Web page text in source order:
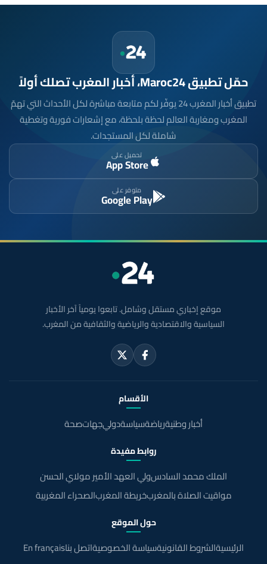
حمّل تطبيق Maroc24، أخبار المغرب تصلك أولاً
تطبيق أخبار المغرب 24 يوفّر لكم متابعة مباشرة لكل الأحداث التي تهمّ
المغرب ومغاربة العالم لحظة بلحظة، مع إشعارات فورية وتغطية
شاملة لكل المستجدات.
تحميل على
App Store
متوفر على
Google Play
موقع إخباري مستقل وشامل. تابعوا يومياً آخر الأخبار
السياسية والاقتصادية والرياضية والثقافية من المغرب.
الأقسام
أخبار وطنيةرياضةسياسةدوليجهاتصحة
روابط مفيدة
الملك محمد السادسولي العهد الأمير مولاي الحسن
مواقيت الصلاة بالمغربخريطة المغربالصحراء المغربية
حول الموقع
الرئيسيةالشروط القانونيةسياسة الخصوصيةاتصل بناEn français